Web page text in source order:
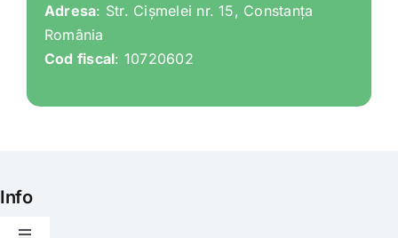
Adresa: Str. Cișmelei nr. 15, Constanța
România
Cod fiscal: 10720602
Info